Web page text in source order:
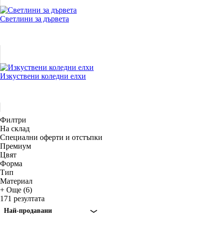
Светлини за дървета
Изкуствени коледни елхи
Филтри
На склад
Специални оферти и отстъпки
Премиум
Цвят
Форма
Тип
Материал
+ Още (6)
171 резултата
Най-продавани